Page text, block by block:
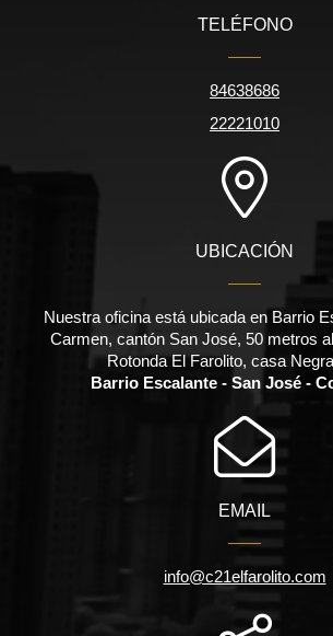
TELÉFONO
84638686
22221010
UBICACIÓN
Nuestra oficina está ubicada en Barrio
Carmen, cantón San José, 50 metros
Rotonda El Farolito, casa
Barrio Escalante - San José -
EMAIL
info@c21elfarolito.com